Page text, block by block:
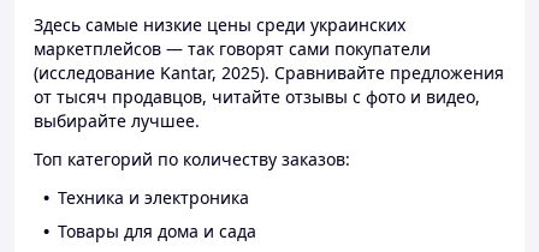
Здесь самые низкие цены среди украинских
маркетплейсов — так говорят сами покупатели
(исследование Kantar, 2025). Сравнивайте предложения
от тысяч продавцов, читайте отзывы с фото и видео,
выбирайте лучшее.
Топ категорий по количеству заказов:
Техника и электроника
Товары для дома и сада